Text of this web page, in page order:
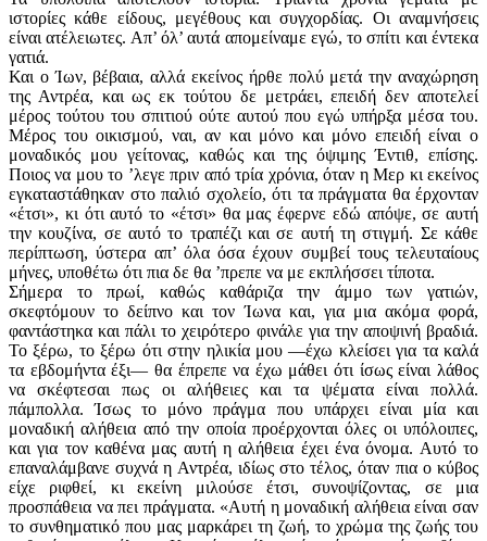
ιστορίες κάθε είδους, μεγέθους και συγχορδίας. Οι αναμνήσεις
είναι ατέλειωτες. Απ’ όλ’ αυτά απομείναμε εγώ, το σπίτι και έντεκα
γατιά.
Και ο Ίων, βέβαια, αλλά εκείνος ήρθε πολύ μετά την αναχώρηση
της Αντρέα, και ως εκ τούτου δε μετράει, επειδή δεν αποτελεί
μέρος τούτου του σπιτιού ούτε αυτού που εγώ υπήρξα μέσα του.
Μέρος του οικισμού, ναι, αν και μόνο και μόνο επειδή είναι ο
μοναδικός μου γείτονας, καθώς και της όψιμης Έντιθ, επίσης.
Ποιος να μου το ’λεγε πριν από τρία χρόνια, όταν η Μερ κι εκείνος
εγκαταστάθηκαν στο παλιό σχολείο, ότι τα πράγματα θα έρχονταν
«έτσι», κι ότι αυτό το «έτσι» θα μας έφερνε εδώ απόψε, σε αυτή
την κουζίνα, σε αυτό το τραπέζι και σε αυτή τη στιγμή. Σε κάθε
περίπτωση, ύστερα απ’ όλα όσα έχουν συμβεί τους τελευταίους
μήνες, υποθέτω ότι πια δε θα ’πρεπε να με εκπλήσσει τίποτα.
Σήμερα το πρωί, καθώς καθάριζα την άμμο των γατιών,
σκεφτόμουν το δείπνο και τον Ίωνα και, για μια ακόμα φορά,
φαντάστηκα και πάλι το χειρότερο φινάλε για την αποψινή βραδιά.
Το ξέρω, το ξέρω ότι στην ηλικία μου —έχω κλείσει για τα καλά
τα εβδομήντα έξι— θα έπρεπε να έχω μάθει ότι ίσως είναι λάθος
να σκέφτεσαι πως οι αλήθειες και τα ψέματα είναι πολλά.
πάμπολλα. Ίσως το μόνο πράγμα που υπάρχει είναι μία και
μοναδική αλήθεια από την οποία προέρχονται όλες οι υπόλοιπες,
και για τον καθένα μας αυτή η αλήθεια έχει ένα όνομα. Αυτό το
επαναλάμβανε συχνά η Αντρέα, ιδίως στο τέλος, όταν πια ο κύβος
είχε ριφθεί, κι εκείνη μιλούσε έτσι, συνοψίζοντας, σε μια
προσπάθεια να πει πράγματα. «Αυτή η μοναδική αλήθεια είναι σαν
το συνθηματικό που μας μαρκάρει τη ζωή, το χρώμα της ζωής του